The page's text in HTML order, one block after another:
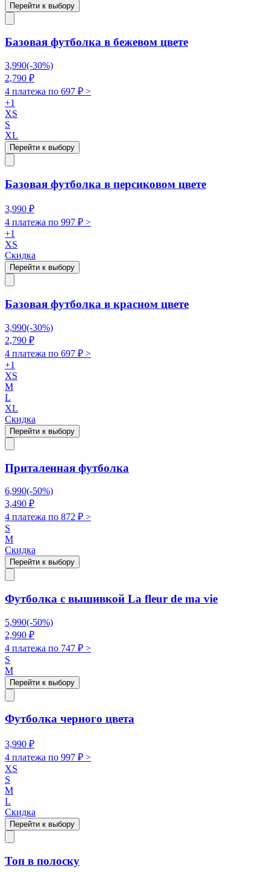
Перейти к выбору
Базовая футболка в бежевом цвете
3,990(-30%)
2,790 ₽
4 платежа по 697 ₽ >
+1
XS
S
XL
Перейти к выбору
Базовая футболка в персиковом цвете
3,990 ₽
4 платежа по 997 ₽ >
+1
XS
Скидка
Перейти к выбору
Базовая футболка в красном цвете
3,990(-30%)
2,790 ₽
4 платежа по 697 ₽ >
+1
XS
M
L
XL
Скидка
Перейти к выбору
Приталенная футболка
6,990(-50%)
3,490 ₽
4 платежа по 872 ₽ >
S
M
Скидка
Перейти к выбору
Футболка с вышивкой La fleur de ma vie
5,990(-50%)
2,990 ₽
4 платежа по 747 ₽ >
S
M
Перейти к выбору
Футболка черного цвета
3,990 ₽
4 платежа по 997 ₽ >
XS
S
M
L
Скидка
Перейти к выбору
Топ в полоску